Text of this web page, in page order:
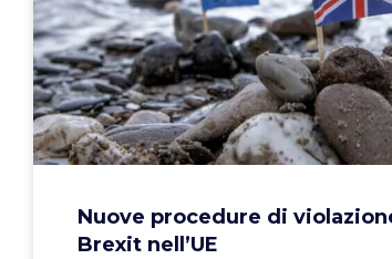
Nuove procedure di
Brexit nell’UE